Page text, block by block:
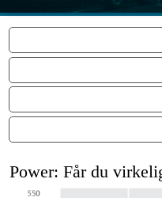
Power: Får du